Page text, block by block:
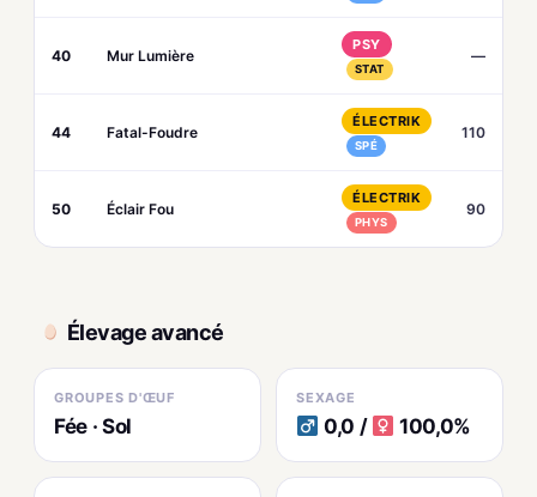
40 Mur Lumière
PSY
STAT
—
44 Fatal-Foudre
ÉLECTRIK
SPÉ
110
50 Éclair Fou
ÉLECTRIK
PHYS
90
Élevage avancé
GROUPES D'ŒUF
Fée · Sol
SEXAGE
0,0 / 100,0%